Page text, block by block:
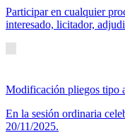
Participar en cualquier
interesado, licitador,
Modificación pliegos tipo
En la sesión ordinaria
20/11/2025.